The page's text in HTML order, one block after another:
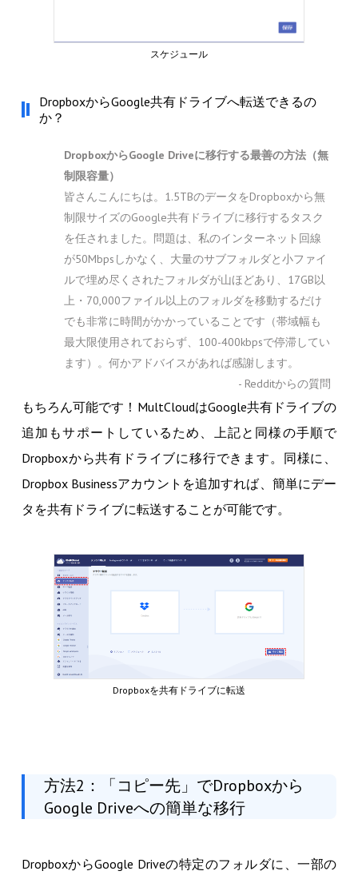
スケジュール
DropboxからGoogle共有ドライブへ転送できるの
か？
DropboxからGoogle Driveに移行する最善の方法（無
制限容量）
皆さんこんにちは。1.5TBのデータをDropboxから無
制限サイズのGoogle共有ドライブに移行するタスク
を任されました。問題は、私のインターネット回線
が50Mbpsしかなく、大量のサブフォルダと小ファイ
ルで埋め尽くされたフォルダが山ほどあり、17GB以
上・70,000ファイル以上のフォルダを移動するだけ
でも非常に時間がかかっていることです（帯域幅も
最大限使用されておらず、100-400kbpsで停滞してい
ます）。何かアドバイスがあれば感謝します。
- Redditからの質問
もちろん可能です！MultCloudはGoogle共有ドライブの
追加もサポートしているため、上記と同様の手順で
Dropboxから共有ドライブに移行できます。同様に、
Dropbox Businessアカウントを追加すれば、簡単にデー
タを共有ドライブに転送することが可能です。
Dropboxを共有ドライブに転送
方法2：「コピー先」でDropboxから
Google Driveへの簡単な移行
DropboxからGoogle Driveの特定のフォルダに、一部の